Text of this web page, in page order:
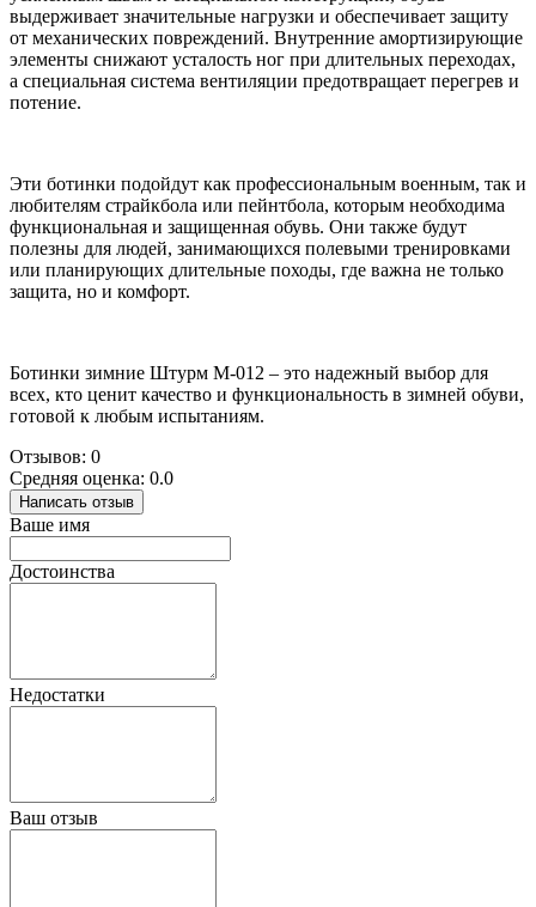
выдерживает значительные нагрузки и обеспечивает защиту
от механических повреждений. Внутренние амортизирующие
элементы снижают усталость ног при длительных переходах,
а специальная система вентиляции предотвращает перегрев и
потение.
Эти ботинки подойдут как профессиональным военным, так и
любителям страйкбола или пейнтбола, которым необходима
функциональная и защищенная обувь. Они также будут
полезны для людей, занимающихся полевыми тренировками
или планирующих длительные походы, где важна не только
защита, но и комфорт.
Ботинки зимние Штурм М-012 – это надежный выбор для
всех, кто ценит качество и функциональность в зимней обуви,
готовой к любым испытаниям.
Отзывов: 0
Средняя оценка: 0.0
Написать отзыв
Ваше имя
Достоинства
Недостатки
Ваш отзыв